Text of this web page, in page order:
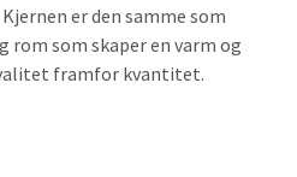
er den samme som
som skaper en varm og
framfor kvantitet.